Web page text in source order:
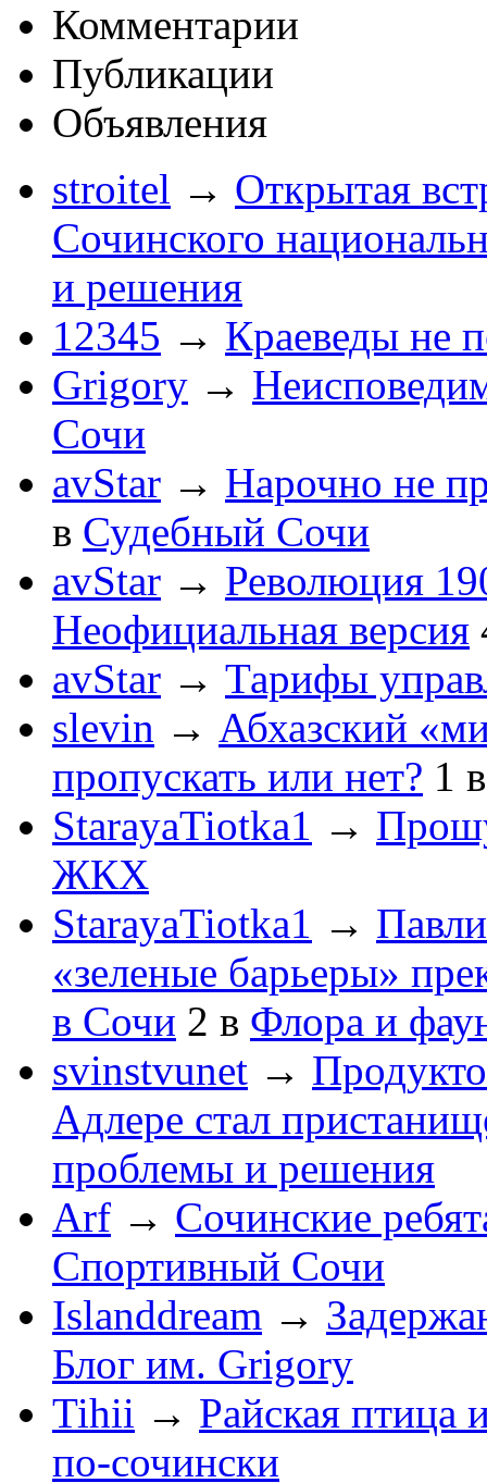
Комментарии
Публикации
Объявления
stroitel → Открытая
Сочинского
и решения
12345 → Краеведы не
Grigory →
Сочи
avStar → Нарочно не
в Судебный Сочи
avStar → Революция
Неофициальная версия
avStar → Тарифы
slevin → Абхазский
пропускать или нет? 1
StarayaTiotka1 →
ЖКХ
StarayaTiotka1 →
«зеленые барьеры»
в Сочи 2 в Флора и
svinstvunet →
Адлере стал
проблемы и решения
Arf → Сочинские
Спортивный Сочи
Islanddream →
Блог им. Grigory
Tihii → Райская птица
по-cочински